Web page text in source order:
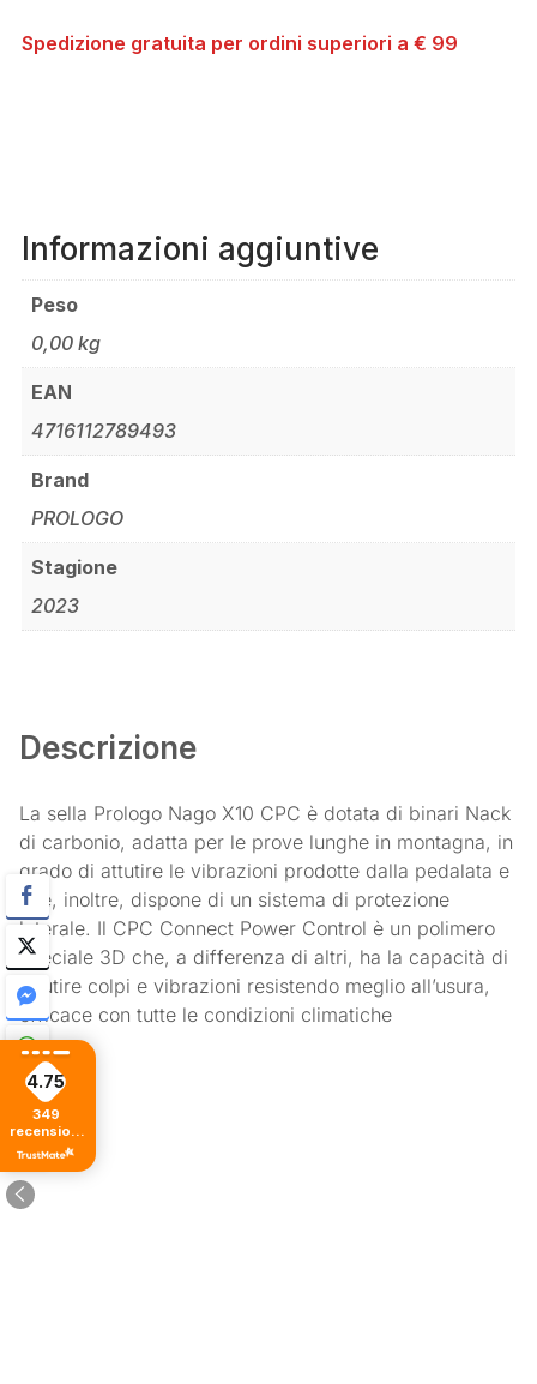
Spedizione gratuita per ordini superiori a € 99
Informazioni aggiuntive
Peso
0,00 kg
EAN
4716112789493
Brand
PROLOGO
Stagione
2023
Descrizione
La sella Prologo Nago X10 CPC è dotata di binari Nack
di carbonio, adatta per le prove lunghe in montagna, in
grado di attutire le vibrazioni prodotte dalla pedalata e
che, inoltre, dispone di un sistema di protezione
laterale. Il CPC Connect Power Control è un polimero
speciale 3D che, a differenza di altri, ha la capacità di
attutire colpi e vibrazioni resistendo meglio all’usura,
efficace con tutte le condizioni climatiche
4.75
349
recensioni
di tutti i
tempi